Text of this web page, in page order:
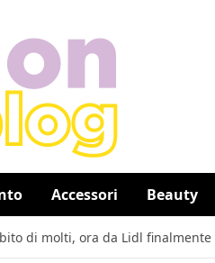
Accessori Beauty
di molti, ora da Lidl